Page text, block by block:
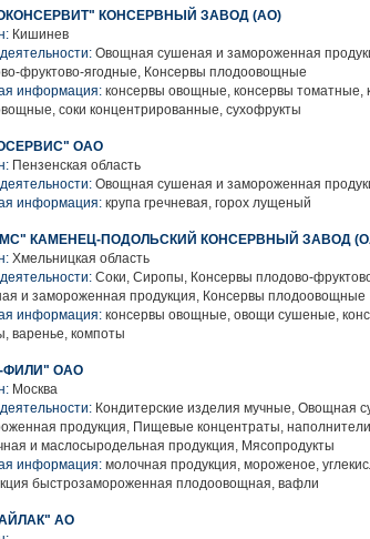
КОНСЕРВНЫЙ ЗАВОД (АО)
Кишинев
Овощная сушеная и замороженная
фруктово-ягодные, Консервы плодоовощные
информация: консервы овощные, консервы томатные,
соки концентрированные, сухофрукты
ОАО
Пензенская область
Овощная сушеная и замороженная
информация: крупа гречневая, горох лущеный
КАМЕНЕЦ-ПОДОЛЬСКИЙ КОНСЕРВНЫЙ ЗАВОД
Хмельницкая область
Соки, Сиропы, Консервы плодово-
и замороженная продукция, Консервы плодоовощные
информация: консервы овощные, овощи сушеные,
варенье, компоты
ФИЛИ" ОАО
Москва
Кондитерские изделия мучные, Овощная
продукция, Пищевые концентраты,
и маслосыродельная продукция, Мясопродукты
информация: молочная продукция, мороженое,
быстрозамороженная плодоовощная, вафли
АО